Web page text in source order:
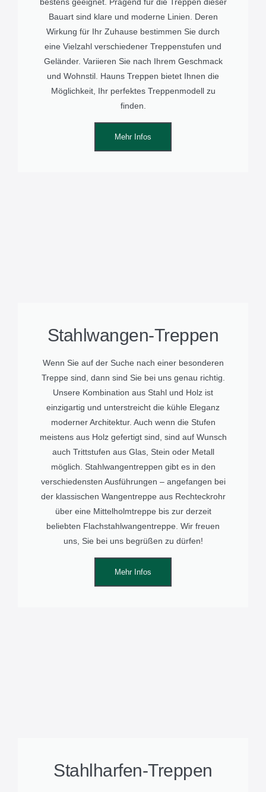
Bauart sind klare und moderne Linien. Deren
Wirkung für Ihr Zuhause bestimmen Sie durch
eine Vielzahl verschiedener Treppenstufen und
Geländer. Variieren Sie nach Ihrem Geschmack
und Wohnstil. Hauns Treppen bietet Ihnen die
Möglichkeit, Ihr perfektes Treppenmodell zu
finden.
Mehr Infos
Stahlwangen-Treppen
Wenn Sie auf der Suche nach einer besonderen
Treppe sind, dann sind Sie bei uns genau richtig.
Unsere Kombination aus Stahl und Holz ist
einzigartig und unterstreicht die kühle Eleganz
moderner Architektur. Auch wenn die Stufen
meistens aus Holz gefertigt sind, sind auf Wunsch
auch Trittstufen aus Glas, Stein oder Metall
möglich. Stahlwangentreppen gibt es in den
verschiedensten Ausführungen – angefangen bei
der klassischen Wangentreppe aus Rechteckrohr
über eine Mittelholmtreppe bis zur derzeit
beliebten Flachstahlwangentreppe. Wir freuen
uns, Sie bei uns begrüßen zu dürfen!
Mehr Infos
Stahlharfen-Treppen